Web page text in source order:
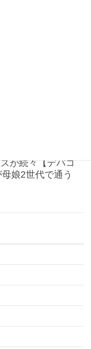
が続々【デパコ
娘2世代で通う